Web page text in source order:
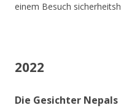
einem Besuch
2022
Die Gesichter Nepals